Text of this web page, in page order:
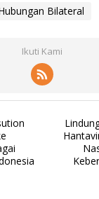
Bilateral
Ikuti Kami